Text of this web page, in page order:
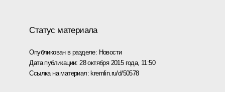
Статус материала
Опубликован в разделе: Новости
Дата публикации: 28 октября 2015 года, 11:50
Ссылка на материал: kremlin.ru/d/50578